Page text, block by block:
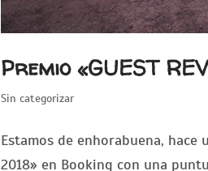
Premio «GUEST
Sin categorizar
Estamos de enhorabuena, hace
2018» en Booking con una